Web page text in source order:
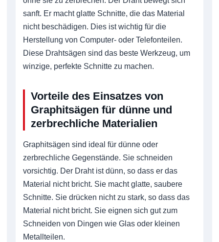
sanft. Er macht glatte Schnitte, die das Material
nicht beschädigen. Dies ist wichtig für die
Herstellung von Computer- oder Telefonteilen.
Diese Drahtsägen sind das beste Werkzeug, um
winzige, perfekte Schnitte zu machen.
Vorteile des Einsatzes von
Graphitsägen für dünne und
zerbrechliche Materialien
Graphitsägen sind ideal für dünne oder
zerbrechliche Gegenstände. Sie schneiden
vorsichtig. Der Draht ist dünn, so dass er das
Material nicht bricht. Sie macht glatte, saubere
Schnitte. Sie drücken nicht zu stark, so dass das
Material nicht bricht. Sie eignen sich gut zum
Schneiden von Dingen wie Glas oder kleinen
Metallteilen.